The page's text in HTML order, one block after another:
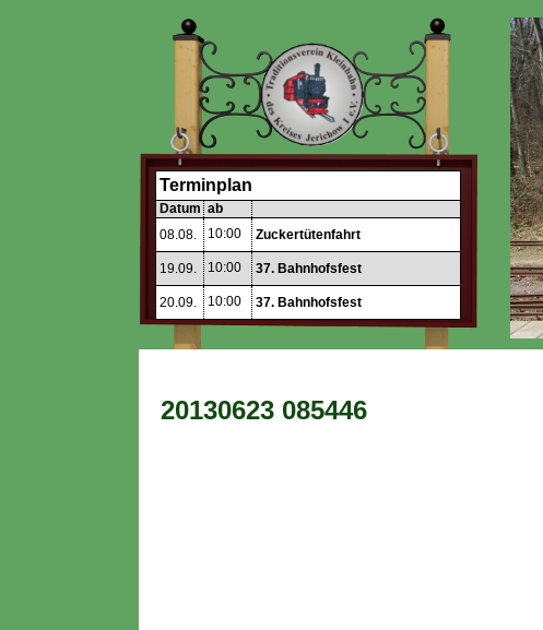
Terminplan
Datum ab
08.08.
10:00 Zuckertütenfahrt
19.09. 10:00 37. Bahnhofsfest
20.09. 10:00 37. Bahnhofsfest
20130623 085446